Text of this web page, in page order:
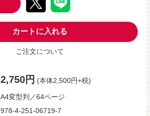
カートに入れる
ご注文について
2,750円 (本体2,500円+税)
A4変型判／64ページ
978-4-251-06719-7